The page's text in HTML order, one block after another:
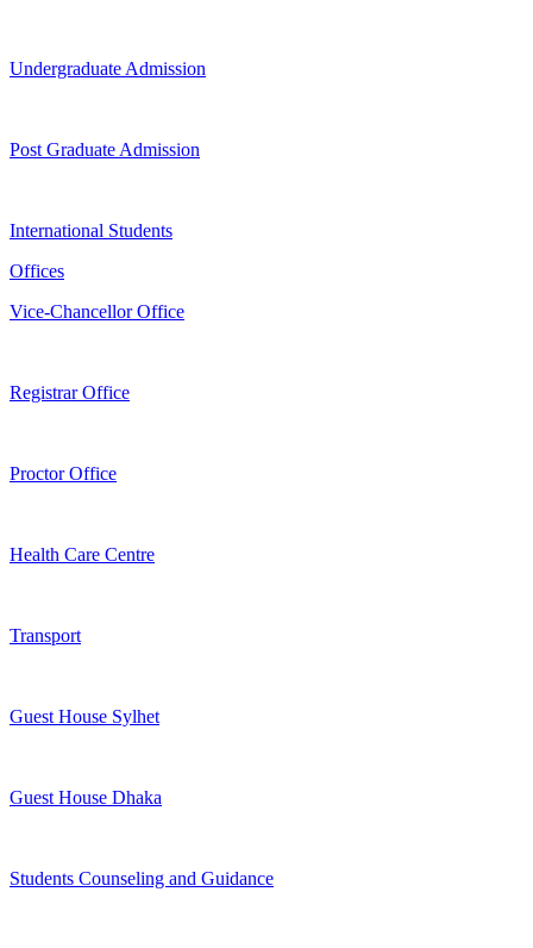
Undergraduate Admission
Post Graduate Admission
International Students
Offices
Vice-Chancellor Office
Registrar Office
Proctor Office
Health Care Centre
Transport
Guest House Sylhet
Guest House Dhaka
Students Counseling and Guidance